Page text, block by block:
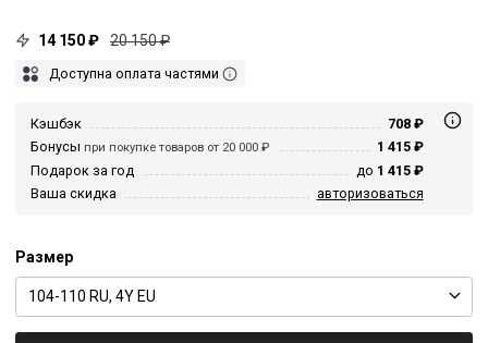
14 150 ₽ 20 150 ₽
Доступна оплата частями
Кэшбэк
708 ₽
Бонусы при покупке товаров от 20 000 ₽
1 415 ₽
Подарок за год
до 1 415 ₽
Ваша скидка
авторизоваться
Размер
104-110 RU, 4Y EU